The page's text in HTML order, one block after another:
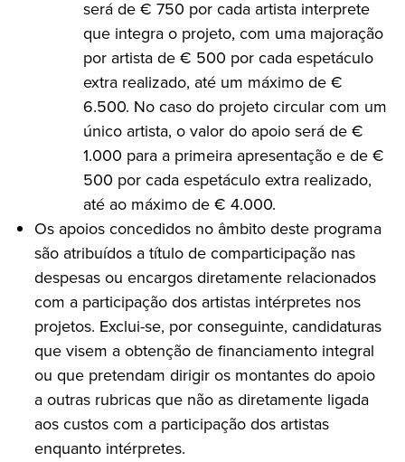
será de € 750 por cada artista interprete
que integra o projeto, com uma majoração
por artista de € 500 por cada espetáculo
extra realizado, até um máximo de €
6.500. No caso do projeto circular com um
único artista, o valor do apoio será de €
1.000 para a primeira apresentação e de €
500 por cada espetáculo extra realizado,
até ao máximo de € 4.000.
Os apoios concedidos no âmbito deste programa
são atribuídos a título de comparticipação nas
despesas ou encargos diretamente relacionados
com a participação dos artistas intérpretes nos
projetos. Exclui-se, por conseguinte, candidaturas
que visem a obtenção de financiamento integral
ou que pretendam dirigir os montantes do apoio
a outras rubricas que não as diretamente ligada
aos custos com a participação dos artistas
enquanto intérpretes.